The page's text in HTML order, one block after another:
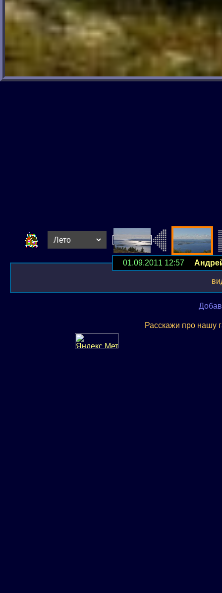
01.09.2011 12:57
Расскажи про нашу